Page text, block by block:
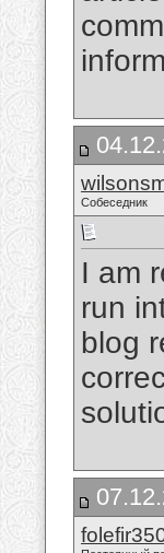
Собеседник
I am
run
blog